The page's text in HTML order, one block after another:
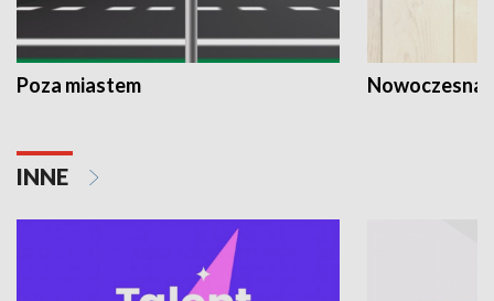
Poza miastem Nowoczesna
INNE